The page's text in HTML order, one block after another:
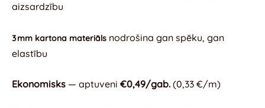
aizsardzību
3 mm kartona materiāls nodrošina gan spēku, gan
elastību
Ekonomisks — aptuveni €0,49/gab. (0,33 €/m)